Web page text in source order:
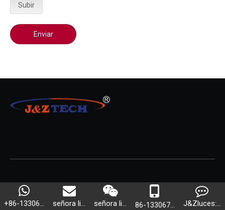
Subir
Enviar
LISTA DE PRODUCTOS
+86-13306... señora li... señora li... 86-133067... J&Zluces:...